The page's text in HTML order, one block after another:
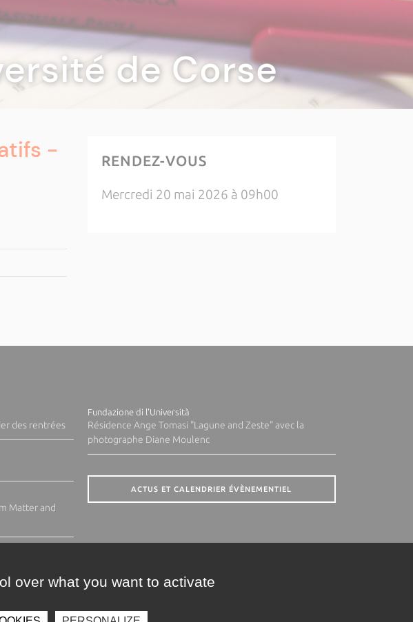
de Corse
-
RENDEZ-VOUS
Mercredi 20 mai 2026 à 09h00
des rentrées
Matter and
Fundazione di l'Università
Résidence Ange Tomasi "Lagune and Zeste" avec la
photographe Diane Moulenc
ACTUS ET CALENDRIER ÉVÈNEMENTIEL
over what you want to activate